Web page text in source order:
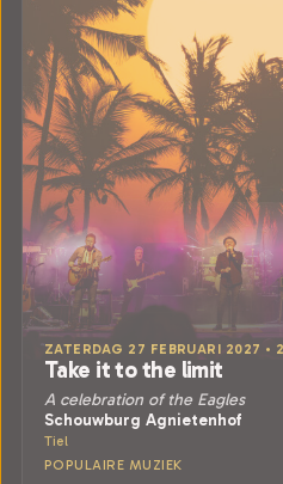
ZATERDAG 27 FEBRUARI 2027 •
Take it to the limit
A celebration of the Eagles
Schouwburg Agnietenhof
Tiel
POPULAIRE MUZIEK